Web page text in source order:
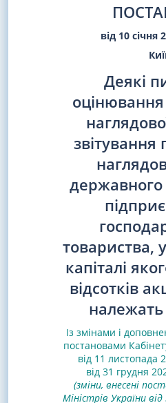
від 10 січня
Деякі
оцінювання
звітування
державного
товариства,
капіталі
відсотків
Із змінами і
постановами
від 11 листопада
від 31 грудня
(зміни, внесені
Міністрів України